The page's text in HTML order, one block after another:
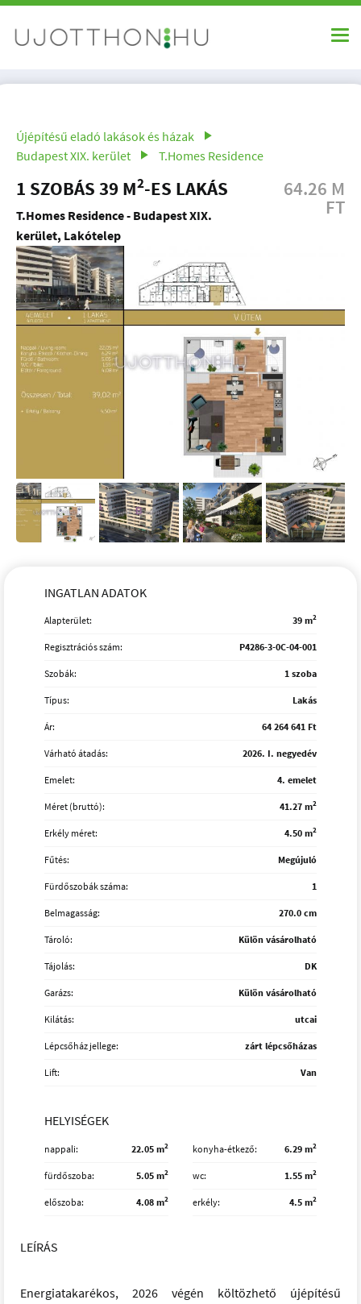
Újépítésű eladó lakások és házak
Budapest XIX. kerület
T.Homes Residence
1 SZOBÁS 39 M2-ES LAKÁS
T.Homes Residence - Budapest XIX.
kerület, Lakótelep
64.26 M
FT
INGATLAN ADATOK
Alapterület: 39 m2
Regisztrációs szám: P4286-3-0C-04-001
Szobák: 1 szoba
Típus: Lakás
Ár: 64 264 641 Ft
Várható átadás: 2026. I. negyedév
Emelet: 4. emelet
Méret (bruttó): 41.27 m2
Erkély méret: 4.50 m2
Fűtés: Megújuló
Fürdőszobák száma: 1
Belmagasság: 270.0 cm
Tároló: Külön vásárolható
Tájolás: DK
Garázs: Külön vásárolható
Kilátás: utcai
Lépcsőház jellege: zárt lépcsőházas
Lift: Van
HELYISÉGEK
nappali 22.05 m2 konyha-étkező 6.29 m2
fürdőszoba 5.05 m2 wc 1.55 m2
előszoba 4.08 m2 erkély 4.5 m2
LEÍRÁS
Energiatakarékos, 2026 végén költözhető újépítésű